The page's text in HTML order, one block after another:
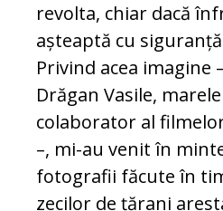
revolta, chiar dacă
așteaptă cu
Privind acea imagine
Drăgan Vasile,
colaborator al
–, mi-au venit în
fotografii făcute în
zecilor de țărani